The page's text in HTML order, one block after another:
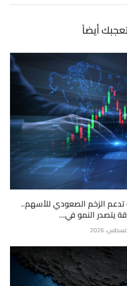
أيضاً
تدعم الزخم الصعودي للأسهم..
يتصدر النمو في...